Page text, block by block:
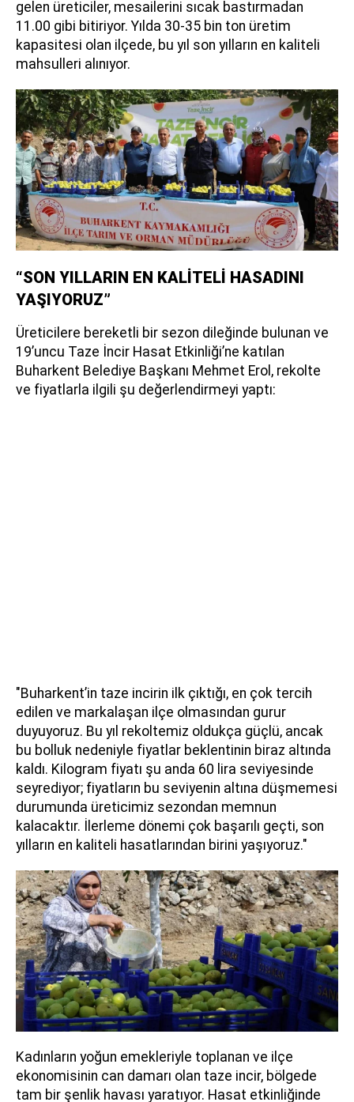
gelen üreticiler, mesailerini sıcak bastırmadan
11.00 gibi bitiriyor. Yılda 30-35 bin ton üretim
kapasitesi olan ilçede, bu yıl son yılların en kaliteli
mahsulleri alınıyor.
“SON YILLARIN EN KALİTELİ HASADINI
YAŞIYORUZ”
Üreticilere bereketli bir sezon dileğinde bulunan ve
19’uncu Taze İncir Hasat Etkinliği’ne katılan
Buharkent Belediye Başkanı Mehmet Erol, rekolte
ve fiyatlarla ilgili şu değerlendirmeyi yaptı:
"Buharkent’in taze incirin ilk çıktığı, en çok tercih
edilen ve markalaşan ilçe olmasından gurur
duyuyoruz. Bu yıl rekoltemiz oldukça güçlü, ancak
bu bolluk nedeniyle fiyatlar beklentinin biraz altında
kaldı. Kilogram fiyatı şu anda 60 lira seviyesinde
seyrediyor; fiyatların bu seviyenin altına düşmemesi
durumunda üreticimiz sezondan memnun
kalacaktır. İlerleme dönemi çok başarılı geçti, son
yılların en kaliteli hasatlarından birini yaşıyoruz."
Kadınların yoğun emekleriyle toplanan ve ilçe
ekonomisinin can damarı olan taze incir, bölgede
tam bir şenlik havası yaratıyor. Hasat etkinliğinde